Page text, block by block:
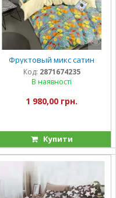
Фруктовый микс сатин
Код: 2871674235
В наявності
1 980,00 грн.
Купити